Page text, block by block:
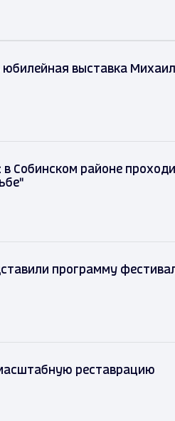
выставка
Собинском районе
программу
реставрацию